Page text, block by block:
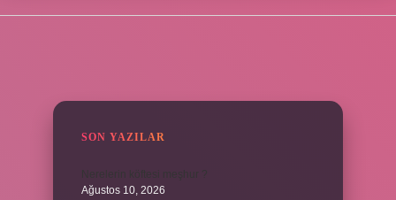
SON YAZILAR
Ağustos 10, 2026